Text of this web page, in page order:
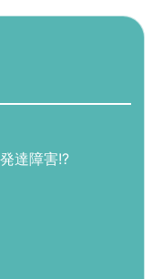
達障害!?